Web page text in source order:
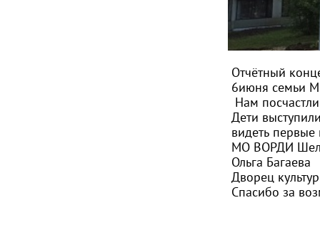
Отчётный
6июня семьи
Нам
Дети
видеть
МО ВОРДИ
Ольга Багаева
Дворец
Спасибо за